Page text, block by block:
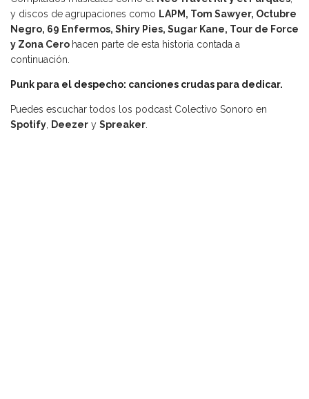
y discos de agrupaciones como LAPM, Tom Sawyer, Octubre
Negro, 69 Enfermos, Shiry Pies, Sugar Kane, Tour de Force
y Zona Cero hacen parte de esta historia contada a
continuación.
Punk para el despecho: canciones crudas para dedicar.
Puedes escuchar todos los podcast Colectivo Sonoro en
Spotify Deezer y Spreaker